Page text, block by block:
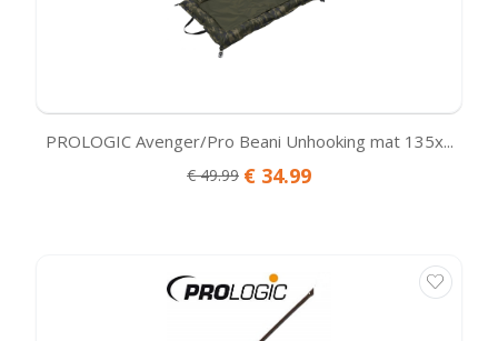
PROLOGIC Avenger/Pro Beani Unhooking mat 135x...
€ 49.99 € 34.99